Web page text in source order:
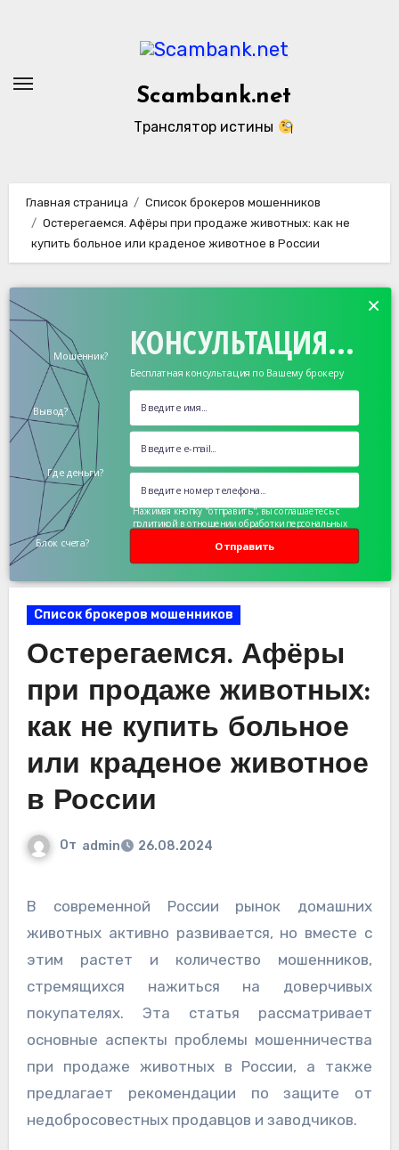
Scambank.net
Транслятор истины
Главная страница
Список брокеров мошенников
Остерегаемся. Афёры при продаже животных: как не
купить больное или краденое животное в России
КОНСУЛЬТАЦИЯ...
Бесплатная консультация по Вашему брокеру
Мошенник?
Вывод?
Где деньги?
Блок счета? Отправить
×
Нажимая кнопку "отправить", вы соглашаетесь с
политикой в отношении обработки персональных
Список брокеров мошенников
Остерегаемся. Афёры
при продаже животных:
как не купить больное
или краденое животное
в России
От admin 26.08.2024
В современной России рынок домашних
животных активно развивается, но вместе с
этим растет и количество мошенников,
стремящихся нажиться на доверчивых
покупателях. Эта статья рассматривает
основные аспекты проблемы мошенничества
при продаже животных в России, а также
предлагает рекомендации по защите от
недобросовестных продавцов и заводчиков.